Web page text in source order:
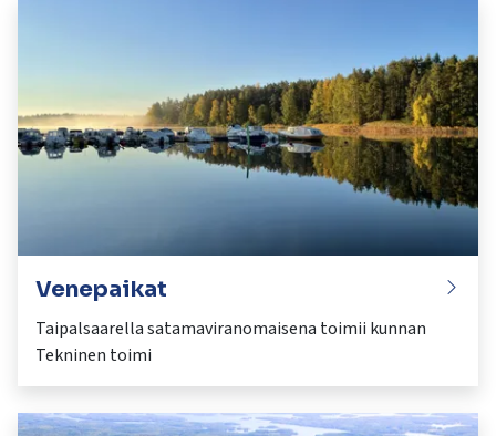
Venepaikat
Taipalsaarella satamaviranomaisena toimii kunnan
Tekninen toimi